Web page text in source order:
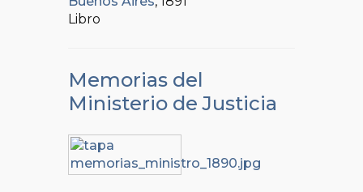
Libro
Memorias del
Ministerio de Justicia